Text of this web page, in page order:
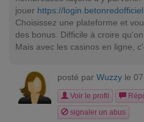
jouer https://
Choisissez une plateforme et
des bonus. Difficile à croire
Mais avec les casinos en ligne,
posté par Wuzzy le
Voir le profil
signaler un abus